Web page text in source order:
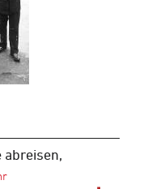
abreisen,